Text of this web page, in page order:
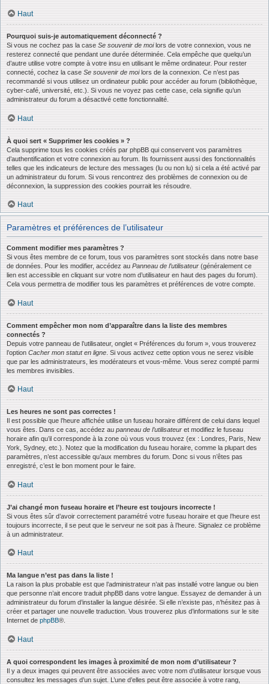
Haut
Pourquoi suis-je automatiquement déconnecté ?
Si vous ne cochez pas la case Se souvenir de moilors de votre connexion, vous ne
resterez connecté que pendant une durée déterminée. Cela empêche que quelqu’un
d’autre utilise votre compte à votre insu en utilisant le même ordinateur. Pour rester
connecté, cochez la case Se souvenir de moilors de la connexion. Ce n’est pas
recommandé si vous utilisez un ordinateur public pour accéder au forum (bibliothèque,
cyber-café, université, etc.). Si vous ne voyez pas cette case, cela signifie qu’un
administrateur du forum a désactivé cette fonctionnalité.
Haut
À quoi sert « Supprimer les cookies » ?
Cela supprime tous les cookies créés par phpBB qui conservent vos paramètres
d’authentification et votre connexion au forum. Ils fournissent aussi des fonctionnalités
telles que les indicateurs de lecture des messages (lu ou non lu) si cela a été activé par
un administrateur du forum. Si vous rencontrez des problèmes de connexion ou de
déconnexion, la suppression des cookies pourrait les résoudre.
Haut
Paramètres et préférences de l’utilisateur
Comment modifier mes paramètres ?
Si vous êtes membre de ce forum, tous vos paramètres sont stockés dans notre base
de données. Pour les modifier, accédez au Panneau de l’utilisateur (généralement ce
lien est accessible en cliquant sur votre nom d’utilisateur en haut des pages du forum).
Cela vous permettra de modifier tous les paramètres et préférences de votre compte.
Haut
Comment empêcher mon nom d’apparaître dans la liste des membres
connectés ?
Depuis votre panneau de l’utilisateur, onglet « Préférences du forum », vous trouverez
l’option Cacher mon statut en ligne . Si vous activez cette option vous ne serez visible
que par les administrateurs, les modérateurs et vous-même. Vous serez compté parmi
les membres invisibles.
Haut
Les heures ne sont pas correctes !
Il est possible que l’heure affichée utilise un fuseau horaire différent de celui dans lequel
vous êtes. Dans ce cas, accédez au panneau de l’utilisateur et modifiez le fuseau
horaire afin qu’il corresponde à la zone où vous vous trouvez (ex : Londres, Paris, New
York, Sydney, etc.). Notez que la modification du fuseau horaire, comme la plupart des
paramètres, n’est accessible qu’aux membres du forum. Donc si vous n’êtes pas
enregistré, c’est le bon moment pour le faire.
Haut
J’ai changé mon fuseau horaire et l’heure est toujours incorrecte !
Si vous êtes sûr d’avoir correctement paramétré votre fuseau horaire et que l’heure est
toujours incorrecte, il se peut que le serveur ne soit pas à l’heure. Signalez ce problème
à un administrateur.
Haut
Ma langue n’est pas dans la liste !
La raison la plus probable est que l’administrateur n’ait pas installé votre langue ou bien
que personne n’ait encore traduit phpBB dans votre langue. Essayez de demander à un
administrateur du forum d’installer la langue désirée. Si elle n’existe pas, n’hésitez pas à
créer et partager une nouvelle traduction. Vous trouverez plus d’informations sur le site
Internet de phpBB®.
Haut
A quoi correspondent les images à proximité de mon nom d’utilisateur ?
Il y a deux images qui peuvent être associées avec votre nom d’utilisateur lorsque vous
consultez les messages d’un sujet. L’une d’elles peut être associée à votre rang,